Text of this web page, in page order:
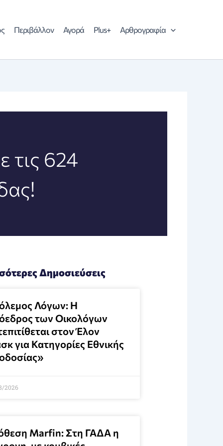
Περιβάλλον Αγορά Plus+ Αρθρογραφία
τις 624
Δημοσιεύσεις
Λόγων: Η
των Οικολόγων
στον Έλον
για Κατηγορίες Εθνικής
2026
Marfin: Στη ΓΑΔΑ η